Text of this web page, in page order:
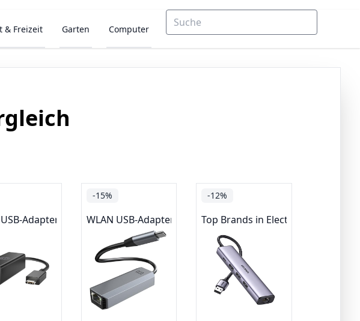
& Freizeit Garten Computer
Label
Adapter
-15%
WLAN USB-Adapter
-12%
Top Brands in Electronics